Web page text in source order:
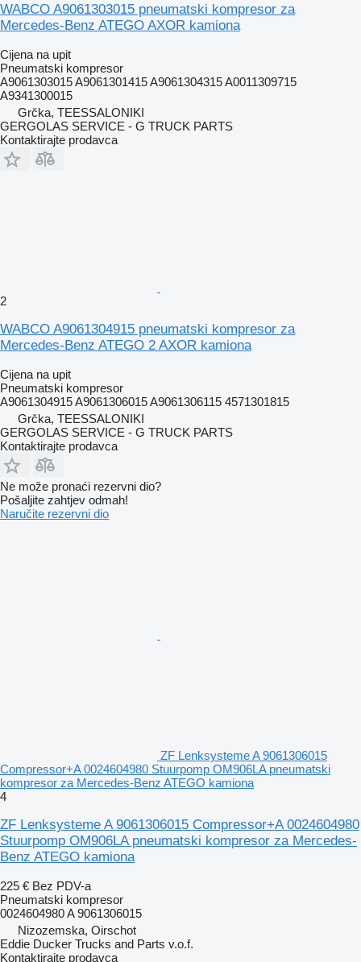
WABCO A9061303015 pneumatski kompresor za
Mercedes-Benz ATEGO AXOR kamiona
Cijena na upit
Pneumatski kompresor
A9061303015 A9061301415 A9061304315 A0011309715
A9341300015
Grčka, TEESSALONIKI
GERGOLAS SERVICE - G TRUCK PARTS
Kontaktirajte prodavca
2
WABCO A9061304915 pneumatski kompresor za
Mercedes-Benz ATEGO 2 AXOR kamiona
Cijena na upit
Pneumatski kompresor
A9061304915 A9061306015 A9061306115 4571301815
Grčka, TEESSALONIKI
GERGOLAS SERVICE - G TRUCK PARTS
Kontaktirajte prodavca
Ne može pronaći rezervni dio?
Pošaljite zahtjev odmah!
Naručite rezervni dio
ZF Lenksysteme A 9061306015
Compressor+A 0024604980 Stuurpomp OM906LA pneumatski
kompresor za Mercedes-Benz ATEGO kamiona
4
ZF Lenksysteme A 9061306015 Compressor+A 0024604980
Stuurpomp OM906LA pneumatski kompresor za Mercedes-
Benz ATEGO kamiona
225 € Bez PDV-a
Pneumatski kompresor
0024604980 A 9061306015
Nizozemska, Oirschot
Eddie Ducker Trucks and Parts v.o.f.
Kontaktirajte prodavca